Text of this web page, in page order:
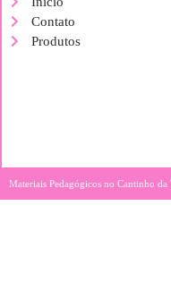
Contato
Produtos
Materiais Pedagógicos no Cantinho da